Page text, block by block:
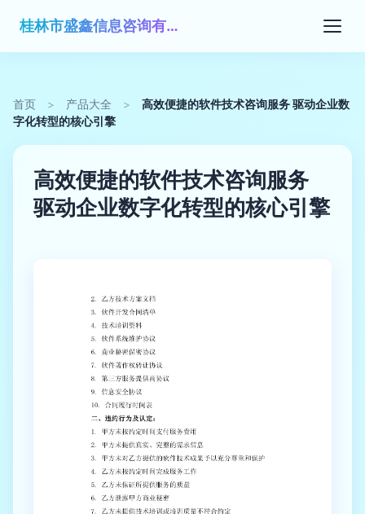
桂林市盛鑫信息咨询有限公司
首页 > 产品大全 >
高效便捷的软件技术咨询服务 驱动企业数
字化转型的核心引擎
高效便捷的软件技术咨询服务
驱动企业数字化转型的核心引擎